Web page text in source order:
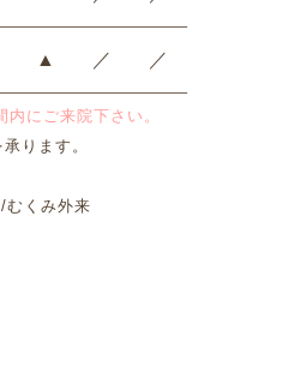
▲ ／ ／
にご来院下さい。
ります。
くみ外来